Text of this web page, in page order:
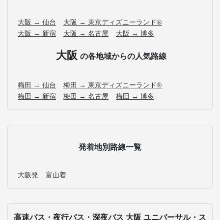
大阪 → 仙台
大阪 → 東京ディズニーランド®
大阪 → 新宿
大阪 → 名古屋 大阪 → 博多
大阪 の各地域からの人気路線
梅田 → 仙台
梅田 → 東京ディズニーランド®
梅田 → 新宿
梅田 → 名古屋 梅田 → 博多
発着地別路線一覧
大阪発 富山着
高速バス・夜行バス・深夜バス 大阪 ユニバーサル・ス